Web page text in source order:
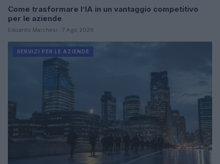
Come trasformare l’IA in un vantaggio competitivo
per le aziende
Edoardo Marchesi · 7 Ago 2026
SERVIZI PER LE AZIENDE